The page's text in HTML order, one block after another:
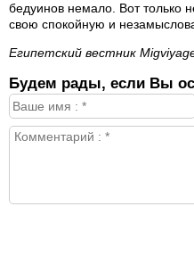
бедуинов немало. Вот только
свою спокойную и
Египетский вестник
Будем рады, если Вы